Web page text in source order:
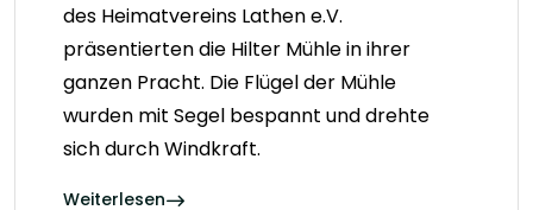
des Heimatvereins Lathen e.V.
präsentierten die Hilter Mühle in ihrer
ganzen Pracht. Die Flügel der Mühle
wurden mit Segel bespannt und drehte
sich durch Windkraft.
Weiterlesen